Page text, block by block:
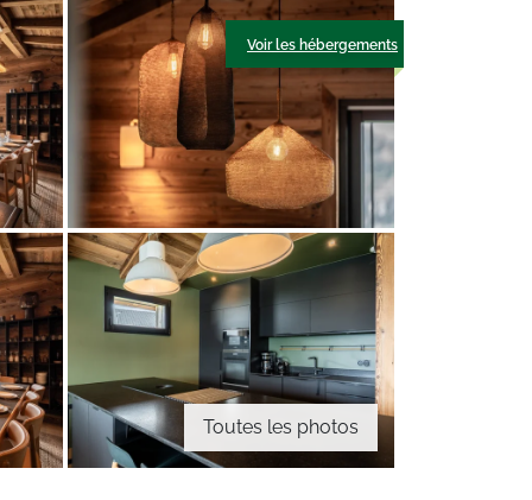
Toutes les photos
Voir les hébergements